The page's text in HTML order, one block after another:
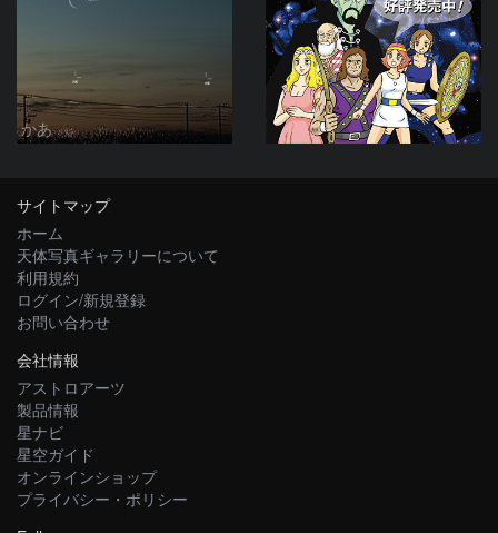
かあ
サイトマップ
ホーム
天体写真ギャラリーについて
利用規約
ログイン/新規登録
お問い合わせ
会社情報
アストロアーツ
製品情報
星ナビ
星空ガイド
オンラインショップ
プライバシー・ポリシー